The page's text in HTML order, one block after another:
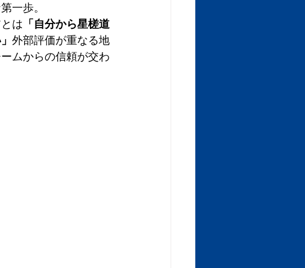
一歩。
は 「自分から星槎道
外部評価が重なる地
ムからの信頼が交わ